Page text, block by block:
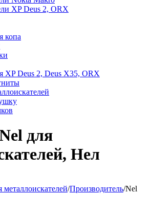
XP Deus 2, ORX
копа
XP Deus 2, Deus X35, ORX
для
Нел
/Производитель/Nel